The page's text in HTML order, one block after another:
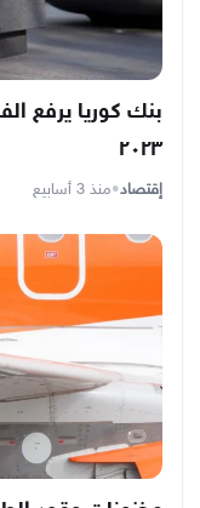
٢٠٢٣
إقتصاد•منذ 3 أسابيع